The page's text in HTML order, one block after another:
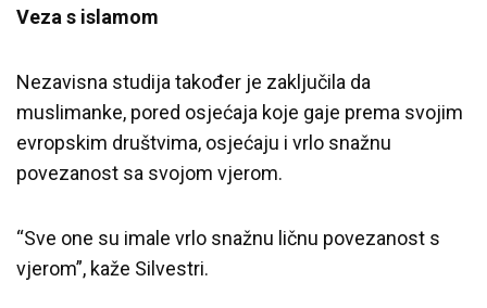
Veza s islamom
Nezavisna studija također je zaključila da
muslimanke, pored osjećaja koje gaje prema svojim
evropskim društvima, osjećaju i vrlo snažnu
povezanost sa svojom vjerom.
“Sve one su imale vrlo snažnu ličnu povezanost s
vjerom”, kaže Silvestri.